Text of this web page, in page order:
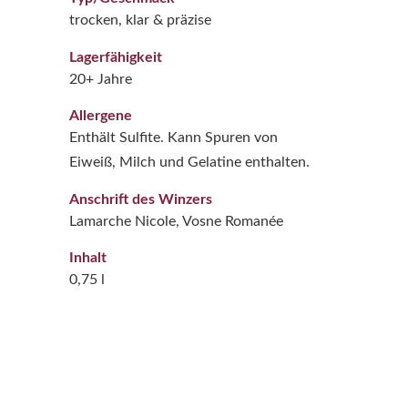
trocken, klar & präzise
Lagerfähigkeit
20+ Jahre
Allergene
Enthält Sulfite. Kann Spuren von
Eiweiß, Milch und Gelatine enthalten.
Anschrift des Winzers
Lamarche Nicole, Vosne Romanée
Inhalt
0,75 l